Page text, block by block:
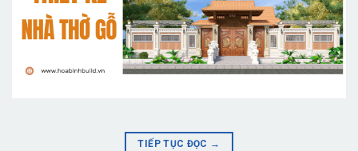
TIẾP TỤC ĐỌC →